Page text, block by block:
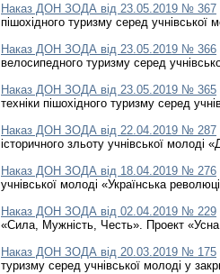
Наказ ДОН ЗОДА від 23.05.2019 № 367
пішохідного туризму серед учнівської
Наказ ДОН ЗОДА від 23.05.2019 № 366
велосипедного туризму серед
Наказ ДОН ЗОДА від 23.05.2019 № 365
техніки пішохідного туризму серед
Наказ ДОН ЗОДА від 22.04.2019 № 287
історичного зльоту учнівської молоді
Наказ ДОН ЗОДА від 18.04.2019 № 276
учнівської молоді «Українська
Наказ ДОН ЗОДА від 02.04.2019 № 229
«Сила, Мужність, Честь». Проект «Усна
Наказ ДОН ЗОДА від 20.03.2019 № 175
туризму серед учнівської молоді у